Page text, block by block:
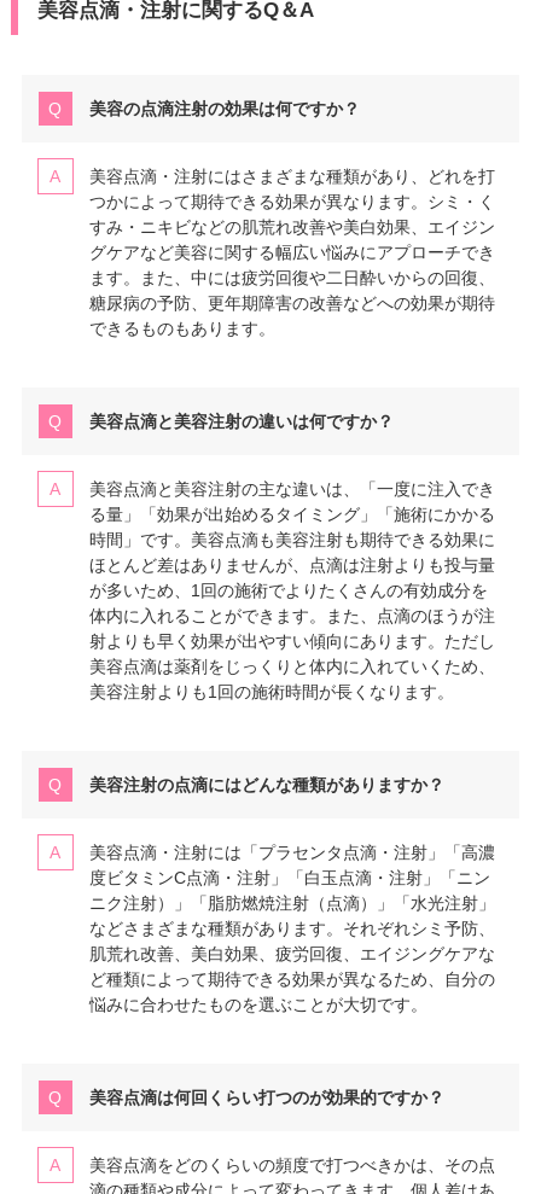
美容点滴・注射に関するQ＆A
美容の点滴注射の効果は何ですか？
美容点滴・注射にはさまざまな種類があり、どれを打
つかによって期待できる効果が異なります。シミ・く
すみ・ニキビなどの肌荒れ改善や美白効果、エイジン
グケアなど美容に関する幅広い悩みにアプローチでき
ます。また、中には疲労回復や二日酔いからの回復、
糖尿病の予防、更年期障害の改善などへの効果が期待
できるものもあります。
美容点滴と美容注射の違いは何ですか？
美容点滴と美容注射の主な違いは、「一度に注入でき
る量」「効果が出始めるタイミング」「施術にかかる
時間」です。美容点滴も美容注射も期待できる効果に
ほとんど差はありませんが、点滴は注射よりも投与量
が多いため、1回の施術でよりたくさんの有効成分を
体内に入れることができます。また、点滴のほうが注
射よりも早く効果が出やすい傾向にあります。ただし
美容点滴は薬剤をじっくりと体内に入れていくため、
美容注射よりも1回の施術時間が長くなります。
美容注射の点滴にはどんな種類がありますか？
美容点滴・注射には「プラセンタ点滴・注射」「高濃
度ビタミンC点滴・注射」「白玉点滴・注射」「ニン
ニク注射）」「脂肪燃焼注射（点滴）」「水光注射」
などさまざまな種類があります。それぞれシミ予防、
肌荒れ改善、美白効果、疲労回復、エイジングケアな
ど種類によって期待できる効果が異なるため、自分の
悩みに合わせたものを選ぶことが大切です。
美容点滴は何回くらい打つのが効果的ですか？
美容点滴をどのくらいの頻度で打つべきかは、その点